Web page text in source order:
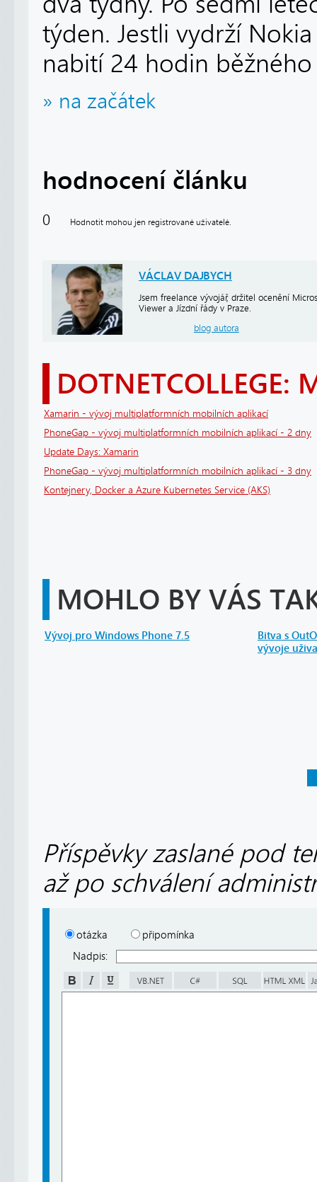
týden. Jestli vydrží
nabití 24 hodin
» na začátek
hodnocení článku
0 Hodnotit mohou jen registrované uživatelé.
VÁCLAV DAJBYCH
Jsem freelance vývojář, držitel ocenění
Viewer a Jízdní řády v Praze.
blog autora
DOTNETCOLLEGE:
Xamarin - vývoj multiplatformních mobilních aplikací
PhoneGap - vývoj multiplatformních mobilních aplikací - 2 dny
Update Days: Xamarin
PhoneGap - vývoj multiplatformních mobilních aplikací - 3 dny
Kontejnery, Docker a Azure Kubernetes Service (AKS)
MOHLO BY VÁS
Vývoj pro Windows Phone 7.5
Bitva s
vývoje
Příspěvky zaslané pod
až po schválení
otázka
připomínka
Nadpis: